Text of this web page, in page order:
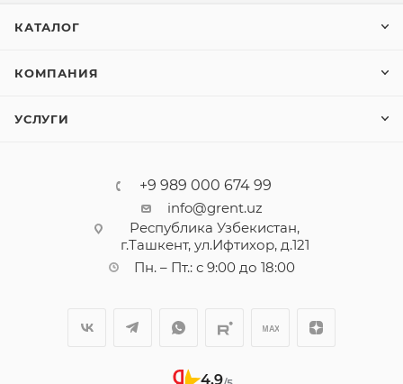
КАТАЛОГ
КОМПАНИЯ
УСЛУГИ
+9 989 000 674 99
info@grent.uz
Республика Узбекистан,
г.Ташкент, ул.Ифтихор, д.121
Пн. – Пт.: с 9:00 до 18:00
4,9